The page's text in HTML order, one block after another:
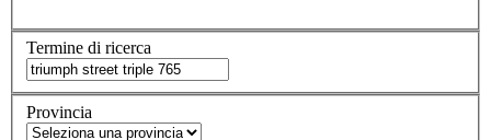
Termine di ricerca
Provincia